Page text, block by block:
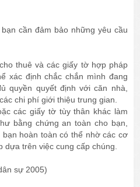
cần đảm bảo những yêu cầu
thuê và các giấy tờ hợp pháp
xác định chắc chắn mình đang
quyền quyết định với căn nhà,
chi phí giới thiệu trung gian.
các giấy tờ tùy thân khác làm
bằng chứng an toàn cho bạn,
hoàn toàn có thể nhờ các cơ
dựa trên việc cung cấp chúng.
sự 2005)